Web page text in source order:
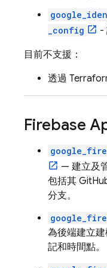
_config
-
目前不支援：
透過
Firebase
— 建立及
包括其
分支。
為後端建立
記和時間點。